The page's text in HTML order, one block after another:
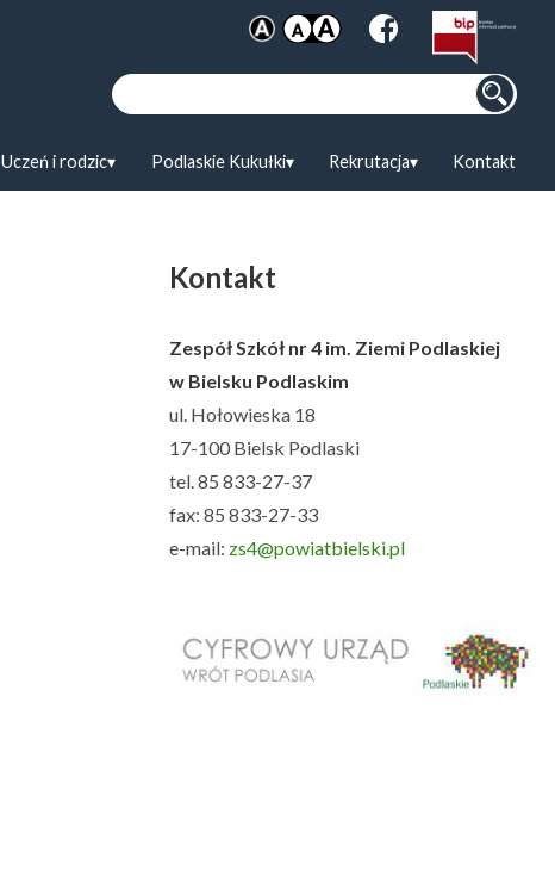
Uczeń i rodzic Podlaskie Kukułki Rekrutacja Kontakt
Szukaj:
Kontakt
Zespół Szkół nr 4 im. Ziemi Podlaskiej
w Bielsku Podlaskim
ul. Hołowieska 18
17-100 Bielsk Podlaski
tel. 85 833-27-37
fax: 85 833-27-33
e-mail: zs4@powiatbielski.pl